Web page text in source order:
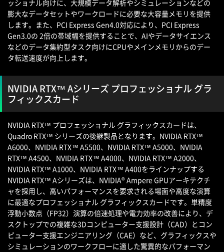
ッショナル向けに、大規模データ解析やシミュレーションなどの
膨大なデータセットやワークロードに必要な大容量メモリを提供
します。また、PCI Express Gen4.0対応により、PCI Express
Gen3.0の 2倍の帯域幅を提供することで、AIやデータサイエンス
などのデータ集約型タスク向けにCPUやメインメモリからのデー
タ転送速度が向上します。
NVIDIA RTX™ Aシリーズ プロフェッショナル グラ
フィックスカード
NVIDIA RTX™ プロフェッショナル グラフィックスカードは、
Quadro RTX™ シリーズの後継製品となります。NVIDIA RTX™
A6000、NVIDIA RTX™ A5500、NVIDIA RTX™ A5000、NVIDIA
RTX™ A4500、NVIDIA RTX™ A4000、NVIDIA RTX™ A2000、
NVIDIA RTX™ A1000、NVIDIA RTX™ A400をラインナップする
NVIDIA RTX™ Aシリーズは、NVIDIA® Ampere GPUアーキテクチ
ャを採用し、高いパフォーマンスを要求される場面や高度な演算
に最適なプロフェッショナル グラフィックスカードです。単精度
浮動小数点（FP32）演算の倍速処理や電力効率の改善により、デ
スクトップでの複雑な3Dコンピューター支援設計（CAD）とコン
ピューター支援エンジニアリング（CAE）など、グラフィックスや
シミュレーションのワークフローに適した驚異的なパフォーマン